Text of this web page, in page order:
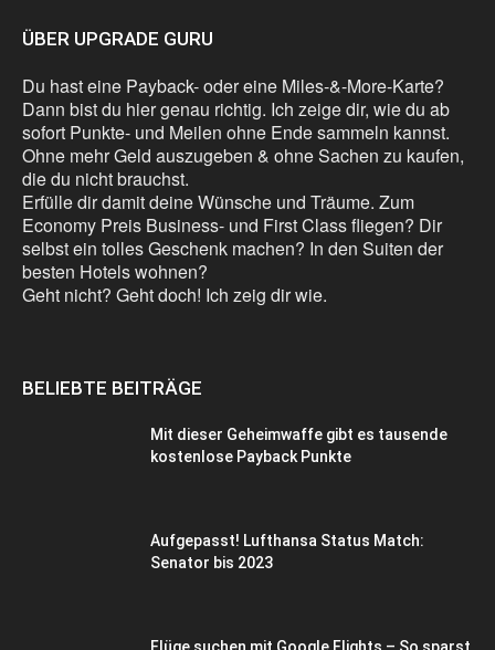
ÜBER UPGRADE GURU
Du hast eine Payback- oder eine Miles-&-More-Karte?
Dann bist du hier genau richtig. Ich zeige dir, wie du ab
sofort Punkte- und Meilen ohne Ende sammeln kannst.
Ohne mehr Geld auszugeben & ohne Sachen zu kaufen,
die du nicht brauchst.
Erfülle dir damit deine Wünsche und Träume. Zum
Economy Preis Business- und First Class fliegen? Dir
selbst ein tolles Geschenk machen? In den Suiten der
besten Hotels wohnen?
Geht nicht? Geht doch! Ich zeig dir wie.
BELIEBTE BEITRÄGE
Mit dieser Geheimwaffe gibt es tausende
kostenlose Payback Punkte
Aufgepasst! Lufthansa Status Match:
Senator bis 2023
Flüge suchen mit Google Flights – So sparst